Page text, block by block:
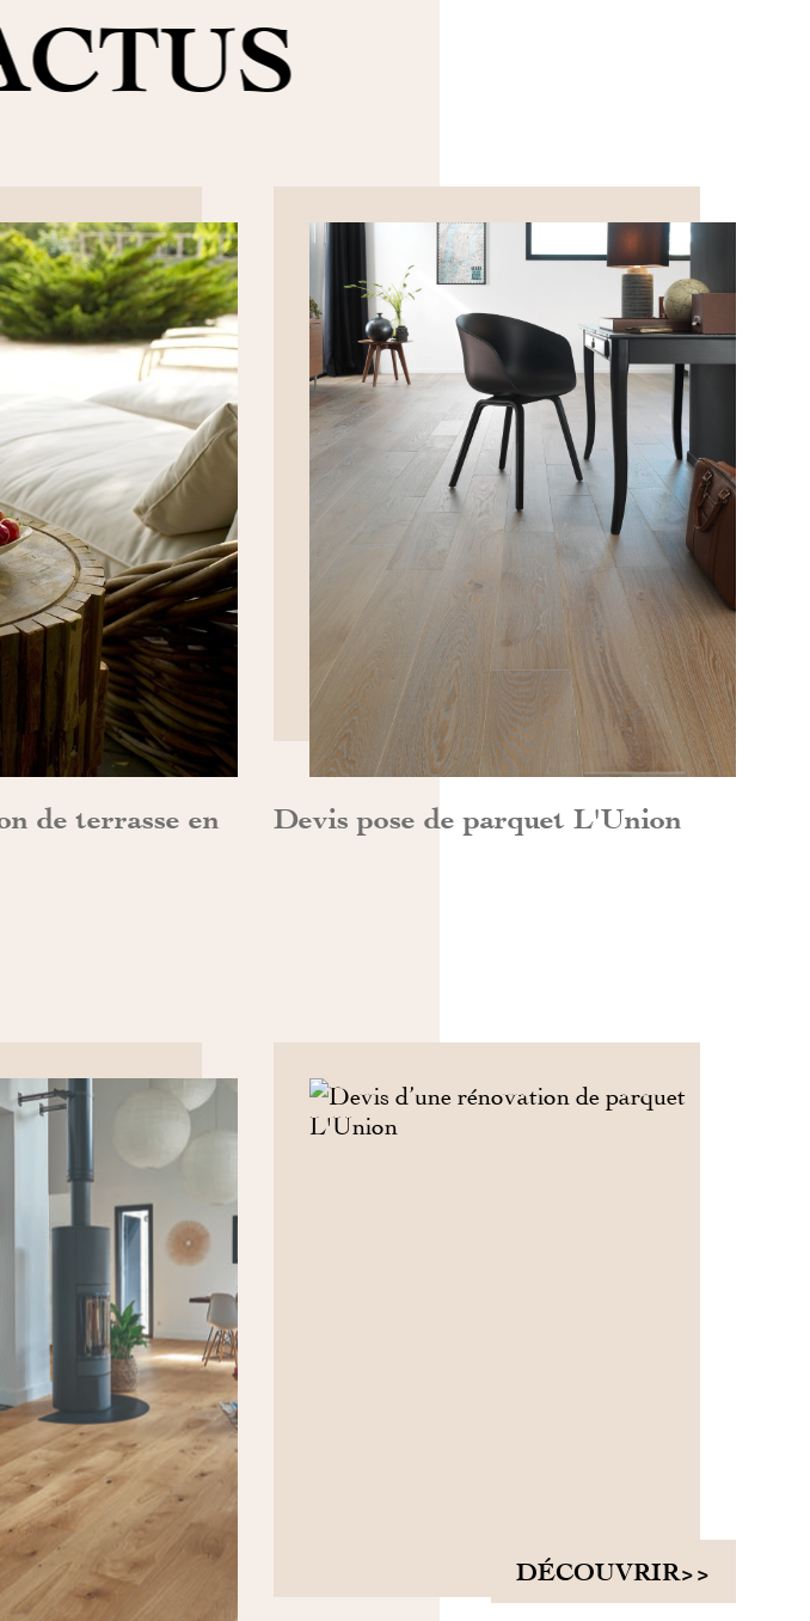
de terrasse en
DÉCOUVRIR>>
Devis pose de parquet L'Union
DÉCOUVRIR>>
DÉCOUVRIR>> DÉCOUVRIR>>